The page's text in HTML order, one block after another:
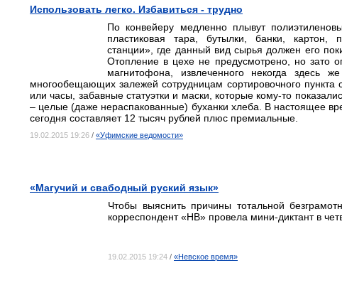
Использовать легко. Избавиться - трудно
По конвейеру медленно плывут
пластиковая тара, бутылки, банки, картон,
станции», где данный вид сырья должен его
Отопление в цехе не предусмотрено, но зато
магнитофона, извлеченного некогда
многообещающих залежей сотрудницам сортировочного
или часы, забавные статуэтки и маски, которые кому-то
– целые (даже нераспакованные) буханки хлеба. В настоящее
сегодня составляет 12 тысяч рублей плюс премиальные.
19.02.2015 19:26 / «Уфимские ведомости»
«Магучий и свабодный руский язык»
Чтобы выяснить причины тотальной
корреспондент «НВ» провела мини-диктант в
19.02.2015 19:24 / «Невское время»